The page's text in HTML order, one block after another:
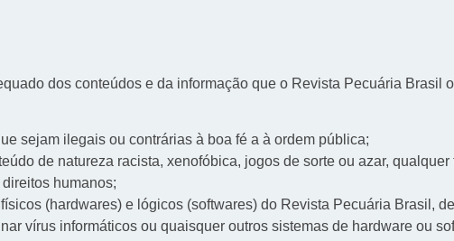
dos conteúdos e da informação que o Revista Pecuária Brasil
sejam ilegais ou contrárias à boa fé a à ordem pública;
de natureza racista, xenofóbica, jogos de sorte ou azar,
humanos;
(hardwares) e lógicos (softwares) do Revista Pecuária Brasil,
vírus informáticos ou quaisquer outros sistemas de hardware ou